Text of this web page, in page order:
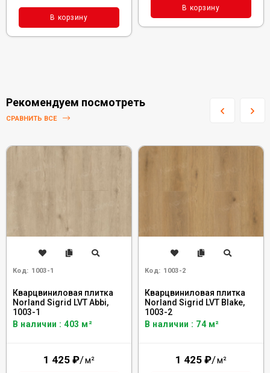
В корзину
В корзину
Рекомендуем посмотреть
СРАВНИТЬ ВСЕ
Код: 1003-1
Кварцвиниловая плитка
Norland Sigrid LVT Abbi,
1003-1
В наличии : 403 м²
1 425 ₽/м²
Код: 1003-2
Кварцвиниловая плитка
Norland Sigrid LVT Blake,
1003-2
В наличии : 74 м²
1 425 ₽/м²